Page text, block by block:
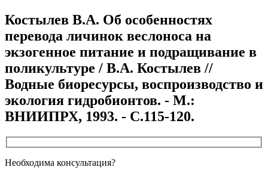
Костылев В.А. Об особенностях
перевода личинок веслоноса на
экзогенное питание и подращивание в
поликультуре / В.А. Костылев //
Водные биоресурсы, воспроизводство и
экология гидробионтов. - М.:
ВНИИПРХ, 1993. - С.115-120.
Необходима консультация?